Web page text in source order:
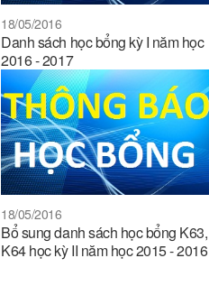
18/05/2016
Danh sách học bổng kỳ I năm học
2016 - 2017
18/05/2016
Bổ sung danh sách học bổng K63,
K64 học kỳ II năm học 2015 - 2016